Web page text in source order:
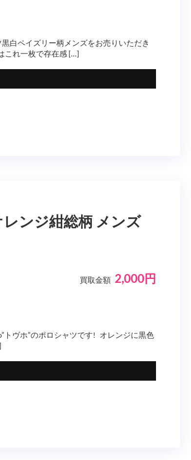
白ペイズリー柄メンズをお売りいただき
これ一枚で存在感 […]
ンジ紺総柄 メンズ
買取金額 2,000円
ヴホ”のポロシャツです! オレンジに黒色